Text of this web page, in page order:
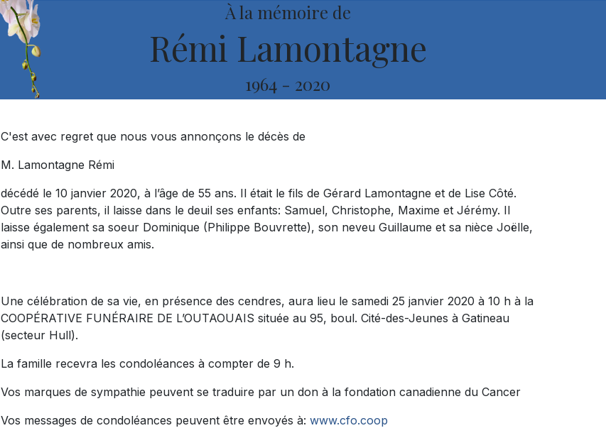
À la mémoire de
Rémi Lamontagne
1964 - 2020
C'est avec regret que nous vous annonçons le décès de
M. Lamontagne Rémi
décédé le 10 janvier 2020, à l’âge de 55 ans. Il était le fils de Gérard Lamontagne et de Lise Côté.
Outre ses parents, il laisse dans le deuil ses enfants: Samuel, Christophe, Maxime et Jérémy. Il
laisse également sa soeur Dominique (Philippe Bouvrette), son neveu Guillaume et sa nièce Joëlle,
ainsi que de nombreux amis.
Une célébration de sa vie, en présence des cendres, aura lieu le samedi 25 janvier 2020 à 10 h à la
COOPÉRATIVE FUNÉRAIRE DE L’OUTAOUAIS située au 95, boul. Cité-des-Jeunes à Gatineau
(secteur Hull).
La famille recevra les condoléances à compter de 9 h.
Vos marques de sympathie peuvent se traduire par un don à la fondation canadienne du Cancer
Vos messages de condoléances peuvent être envoyés à: www.cfo.coop